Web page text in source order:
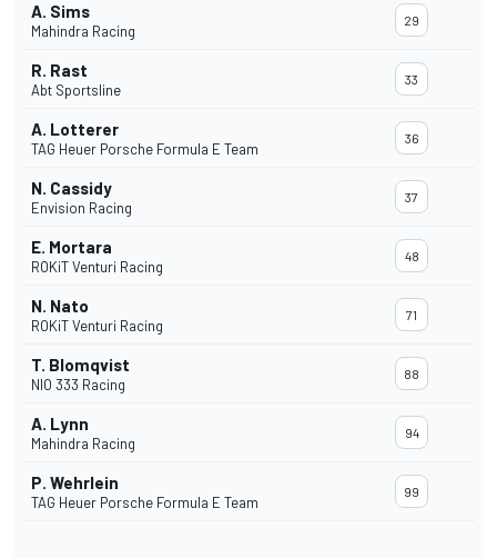
A. Sims
Mahindra Racing
29
R. Rast
Abt Sportsline
33
A. Lotterer
TAG Heuer Porsche Formula E Team
36
N. Cassidy
Envision Racing
37
E. Mortara
ROKiT Venturi Racing
48
N. Nato
ROKiT Venturi Racing
71
T. Blomqvist
NIO 333 Racing
88
A. Lynn
Mahindra Racing
94
P. Wehrlein
TAG Heuer Porsche Formula E Team
99